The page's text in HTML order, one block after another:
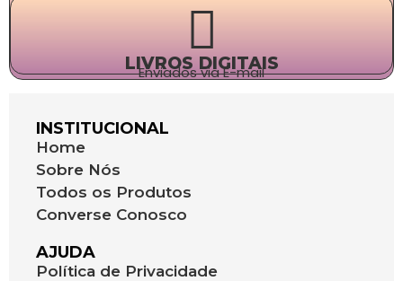
LIVROS DIGITAIS
Enviados via E-mail
INSTITUCIONAL
Home
Sobre Nós
Todos os Produtos
Converse Conosco
AJUDA
Política de Privacidade